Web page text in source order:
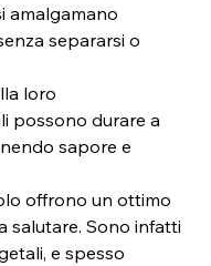
amalgamano
separarsi o
loro
possono durare a
sapore e
offrono un ottimo
salutare. Sono infatti
e spesso